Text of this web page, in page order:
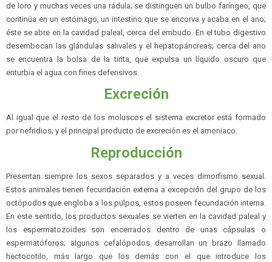
de loro y muchas veces una rádula; se distinguen un bulbo faríngeo, que
continúa en un estómago, un intestino que se encorva y acaba en el ano;
éste se abre en la cavidad paleal, cerca del embudo. En el tubo digestivo
desembocan las glándulas salivales y el hepatopáncreas; cerca del ano
se encuentra la bolsa de la tinta, que expulsa un líquido oscuro que
enturbia el agua con fines defensivos.
Excreción
Al igual que el resto de los moluscos el sistema excretor está formado
por nefridios; y el principal producto de excreción es el amoniaco.
Reproducción
Presentan siempre los sexos separados y a veces dimorfismo sexual.
Estos animales tienen fecundación externa a excepción del grupo de los
octópodos que engloba a los pulpos, estos poseen fecundación interna.
En este sentido, los productos sexuales se vierten en la cavidad paleal y
los espermatozoides son encerrados dentro de unas cápsulas o
espermatóforos; algunos cefalópodos desarrollan un brazo llamado
hectocotilo, más largo que los demás con el que introduce los